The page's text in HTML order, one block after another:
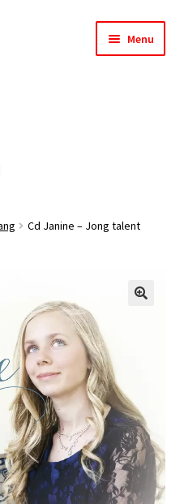
Menu
Cd Janine – Jong talent